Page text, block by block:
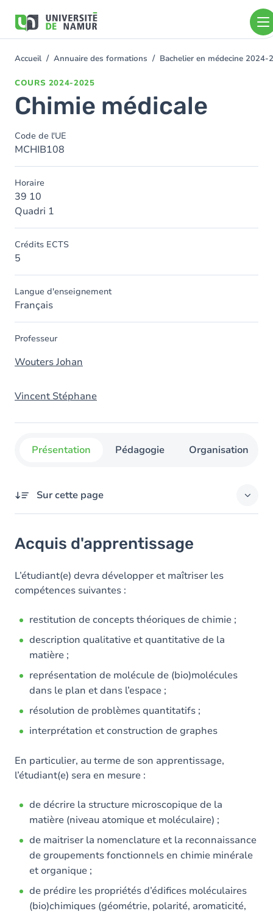
contenu
You
Accueil Annuaire des formations Bachelier en médecine 2024-
COURS 2024-2025
Chimie médicale
Code de l'UE
MCHIB108
Horaire
39 10
Quadri 1
Crédits ECTS
5
Langue d'enseignement
Français
Professeur
Wouters Johan
Vincent Stéphane
Présentation Pédagogie Organisation
Sur cette page
Objectifs
Contenu
Table des matières
Acquis d'apprentissage
L’étudiant(e) devra développer et maîtriser les
compétences suivantes :
restitution de concepts théoriques de chimie ;
description qualitative et quantitative de la
matière ;
représentation de molécule de (bio)molécules
dans le plan et dans l’espace ;
résolution de problèmes quantitatifs ;
interprétation et construction de graphes
En particulier, au terme de son apprentissage,
l’étudiant(e) sera en mesure :
de décrire la structure microscopique de la
matière (niveau atomique et moléculaire) ;
de maitriser la nomenclature et la reconnaissance
de groupements fonctionnels en chimie minérale
et organique ;
de prédire les propriétés d’édifices moléculaires
(bio)chimiques (géométrie, polarité, aromaticité,